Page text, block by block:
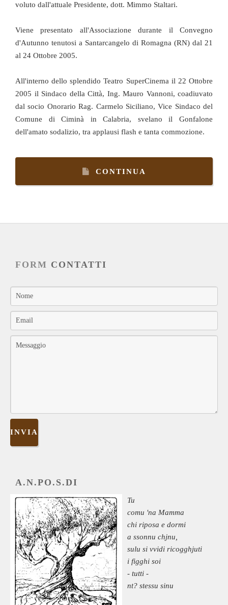
voluto dall'attuale Presidente, dott. Mimmo Staltari.
Viene presentato all'Associazione durante il Convegno
d'Autunno tenutosi a Santarcangelo di Romagna (RN) dal 21
al 24 Ottobre 2005.
All'interno dello splendido Teatro SuperCinema il 22 Ottobre
2005 il Sindaco della Città, Ing. Mauro Vannoni, coadiuvato
dal socio Onorario Rag. Carmelo Siciliano, Vice Sindaco del
Comune di Ciminà in Calabria, svelano il Gonfalone
dell'amato sodalizio, tra applausi flash e tanta commozione.
CONTINUA
FORM CONTATTI
A.N.PO.S.DI
Tu
comu 'na Mamma
chi riposa e dormi
a ssonnu chjnu,
sulu si vvidi ricogghjuti
i figghi soi
- tutti -
nt? stessu sinu